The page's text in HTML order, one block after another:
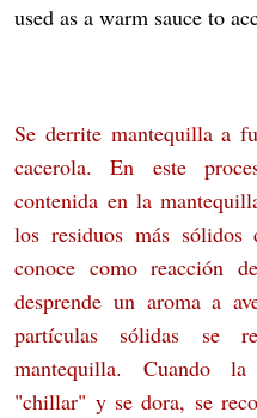
used as a warm sauce to
Se derrite mantequillaa
cacerola. En este
contenida en la
los residuos más
conoce comoreacción
desprende un aroma a
partículas sólidas se
mantequilla. Cuando
"chillar" y sedora, se